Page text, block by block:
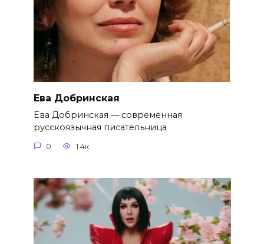
Ева Добринская
Ева Добринская — современная
русскоязычная писательница
0 1.4к.